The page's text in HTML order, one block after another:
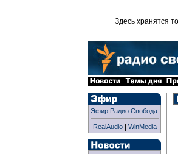
Здесь хранятся
Эфир Радио Свобода
RealAudio| WinMedia